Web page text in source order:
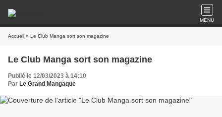
MENU
Accueil » Le Club Manga sort son magazine
Le Club Manga sort son magazine
Publié le 12/03/2023 à 14:10
Par Le Grand Mangaque